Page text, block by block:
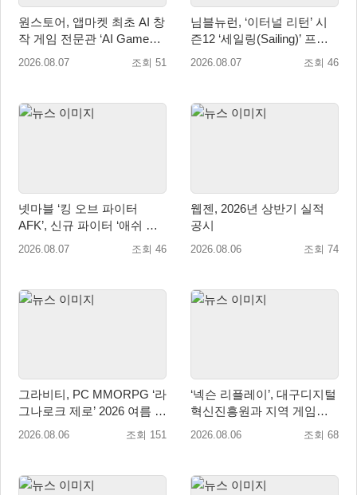
원스토어, 앱마켓 최초 AI 창
작 게임 전문관 ‘AI Games’
오픈
2026.08.07 조회 51
님블뉴런, ‘이터널 리턴’ 시
즌12 ‘세일링(Sailing)’ 프리
시즌 시작
2026.08.07 조회 46
넷마블 ‘킹 오브 파이터
AFK’, 신규 파이터 ‘애쉬 크
림존’ 업데이트
2026.08.07 조회 46
웹젠, 2026년 상반기 실적
공시
2026.08.06 조회 74
그라비티, PC MMORPG ‘라
그나로크 제로’ 2026 여름 프
로모션 진행!
2026.08.06 조회 151
‘넥슨 리플레이’, 대구디지털
혁신진흥원과 지역 게임산
업 육성 위한 업무협약 체결
2026.08.06 조회 68